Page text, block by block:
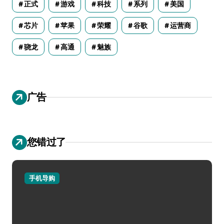
正式 游戏 科技 系列 美国
芯片 苹果 荣耀 谷歌 运营商
骁龙 高通 魅族
广告
您错过了
手机导购